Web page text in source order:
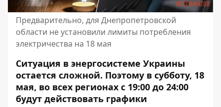
Предварительно, для Днепропетровской
области не установили лимиты потребления
электричества на 18 мая
Ситуация в энергосистеме Украины
остается сложной. Поэтому в субботу, 18
мая, во всех регионах с 19:00 до 24:00
будут действовать графики